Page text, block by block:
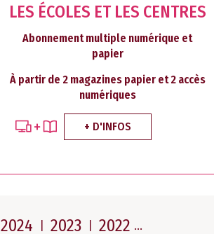
LES ÉCOLES ET LES CENTRES
Abonnement multiple numérique et
papier
À partir de 2 magazines papier et 2 accès
numériques
+ D'INFOS
2024 2023 2022